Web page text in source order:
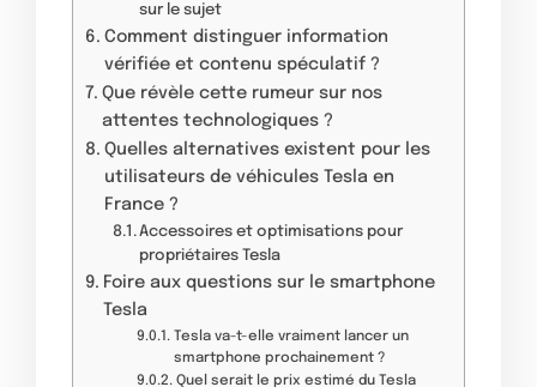
sur le sujet
Comment distinguer information
vérifiée et contenu spéculatif ?
Que révèle cette rumeur sur nos
attentes technologiques ?
Quelles alternatives existent pour les
utilisateurs de véhicules Tesla en
France ?
Accessoires et optimisations pour
propriétaires Tesla
Foire aux questions sur le smartphone
Tesla
Tesla va-t-elle vraiment lancer un
smartphone prochainement ?
Quel serait le prix estimé du Tesla